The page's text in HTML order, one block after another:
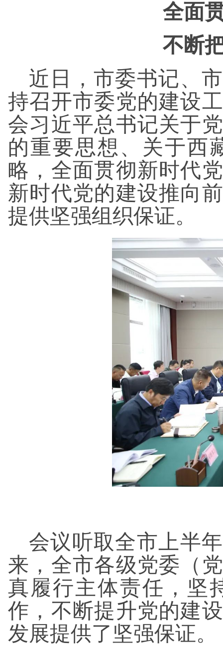
全面
不断
近日，市委书记、
持召开市委党的建设
会习近平总书记关于
的重要思想、关于西
略，全面贯彻新时代
新时代党的建设推向
提供坚强组织保证。
会议听取全市上半
来，全市各级党委（
真履行主体责任，坚
作，不断提升党的建
发展提供了坚强保证。